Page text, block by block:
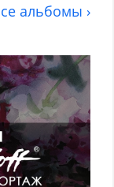
альбомы ›